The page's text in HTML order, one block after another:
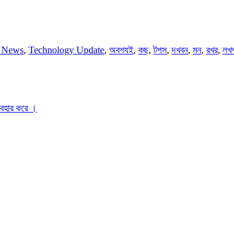
, Technology Update, অবশযই, কছ,টপস,দখবন, মন, রখর,
করে ।